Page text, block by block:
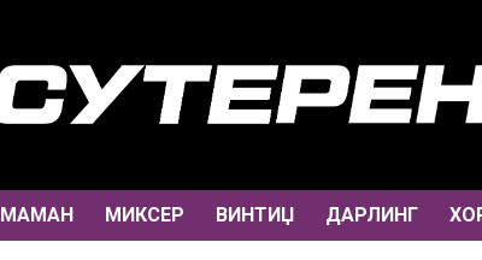
МАМАН МИКСЕР ВИНТИЏ ДАРЛИНГ